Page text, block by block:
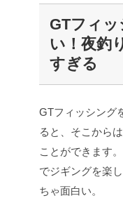
GTフィ
い！夜釣
すぎる
GTフィッシング
ると、そこから
ことができます
でジギングを楽
ちゃ面白い。